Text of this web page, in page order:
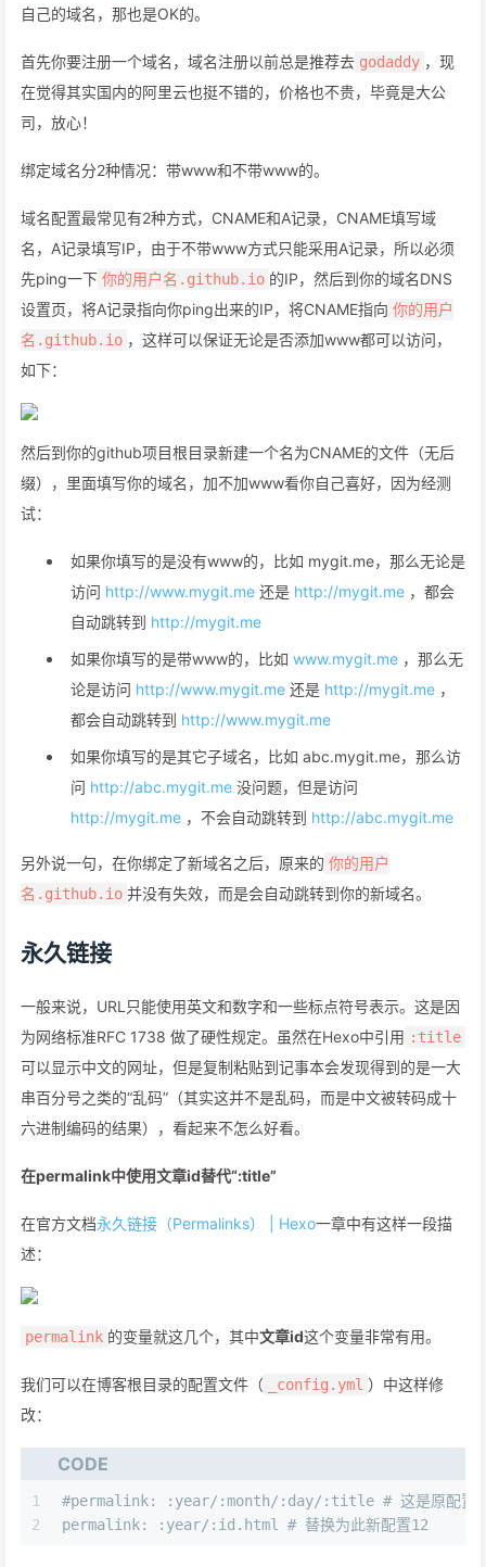
自己的域名，那也是OK的。
首先你要注册一个域名，域名注册以前总是推荐去 godaddy ，现
在觉得其实国内的阿里云也挺不错的，价格也不贵，毕竟是大公
司，放心！
绑定域名分2种情况：带www和不带www的。
域名配置最常见有2种方式，CNAME和A记录，CNAME填写域
名，A记录填写IP，由于不带www方式只能采用A记录，所以必须
先ping一下 你的用户名.github.io 的IP，然后到你的域名DNS
设置页，将A记录指向你ping出来的IP，将CNAME指向 你的用户
名.github.io ，这样可以保证无论是否添加www都可以访问，
如下：
然后到你的github项目根目录新建一个名为CNAME的文件（无后
缀），里面填写你的域名，加不加www看你自己喜好，因为经测
试：
如果你填写的是没有www的，比如 mygit.me，那么无论是
访问 http://www.mygit.me 还是 http://mygit.me ，都会
自动跳转到 http://mygit.me
如果你填写的是带www的，比如 www.mygit.me ，那么无
论是访问 http://www.mygit.me 还是 http://mygit.me ，
都会自动跳转到 http://www.mygit.me
如果你填写的是其它子域名，比如 abc.mygit.me，那么访
问 http://abc.mygit.me 没问题，但是访问
http://mygit.me ，不会自动跳转到 http://abc.mygit.me
另外说一句，在你绑定了新域名之后，原来的 你的用户
名.github.io 并没有失效，而是会自动跳转到你的新域名。
永久链接
一般来说，URL只能使用英文和数字和一些标点符号表示。这是因
为网络标准RFC 1738 做了硬性规定。虽然在Hexo中引用 :title
可以显示中文的网址，但是复制粘贴到记事本会发现得到的是一大
串百分号之类的“乱码”（其实这并不是乱码，而是中文被转码成十
六进制编码的结果），看起来不怎么好看。
在permalink中使用文章id替代“:title”
在官方文档永久链接（Permalinks） | Hexo一章中有这样一段描
述：
permalink 的变量就这几个，其中文章id这个变量非常有用。
我们可以在博客根目录的配置文件（ _config.yml ）中这样修
改：
CODE
1
2
#permalink: :year/:month/:day/:title # 这是原配置
permalink: :year/:id.html # 替换为此新配置12